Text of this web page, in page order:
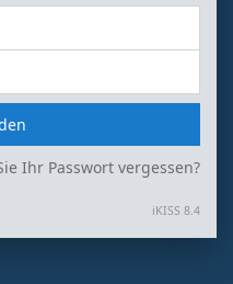
Ihr Passwort vergessen?
iKISS 8.4